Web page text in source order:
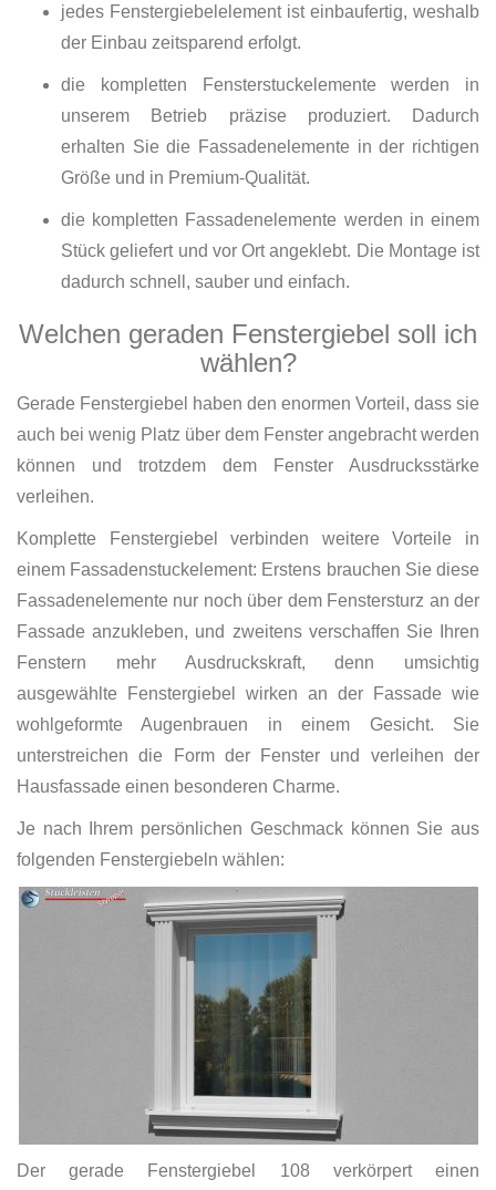
jedes Fenstergiebelelement ist einbaufertig, weshalb
der Einbau zeitsparend erfolgt.
die kompletten Fensterstuckelemente werden in
unserem Betrieb präzise produziert. Dadurch
erhalten Sie die Fassadenelemente in der richtigen
Größe und in Premium-Qualität.
die kompletten Fassadenelemente werden in einem
Stück geliefert und vor Ort angeklebt. Die Montage ist
dadurch schnell, sauber und einfach.
Welchen geraden Fenstergiebel soll ich
wählen?
Gerade Fenstergiebel haben den enormen Vorteil, dass sie
auch bei wenig Platz über dem Fenster angebracht werden
können und trotzdem dem Fenster Ausdrucksstärke
verleihen.
Komplette Fenstergiebel verbinden weitere Vorteile in
einem Fassadenstuckelement: Erstens brauchen Sie diese
Fassadenelemente nur noch über dem Fenstersturz an der
Fassade anzukleben, und zweitens verschaffen Sie Ihren
Fenstern mehr Ausdruckskraft, denn umsichtig
ausgewählte Fenstergiebel wirken an der Fassade wie
wohlgeformte Augenbrauen in einem Gesicht. Sie
unterstreichen die Form der Fenster und verleihen der
Hausfassade einen besonderen Charme.
Je nach Ihrem persönlichen Geschmack können Sie aus
folgenden Fenstergiebeln wählen:
Der gerade Fenstergiebel 108 verkörpert einen